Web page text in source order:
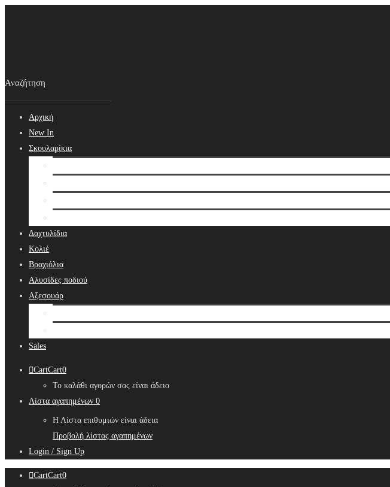
Αρχική
New In
Σκουλαρίκια
Δαχτυλίδια
Κολιέ
Βραχιόλια
Αλυσίδες ποδιού
Αξεσουάρ
Sales
CartCart0
Το καλάθι αγορών σας είναι άδειο
Λίστα αγαπημένων 0
Η Λίστα επιθυμιών είναι άδεια
Προβολή λίστας αγαπημένων
Login / Sign Up
CartCart0